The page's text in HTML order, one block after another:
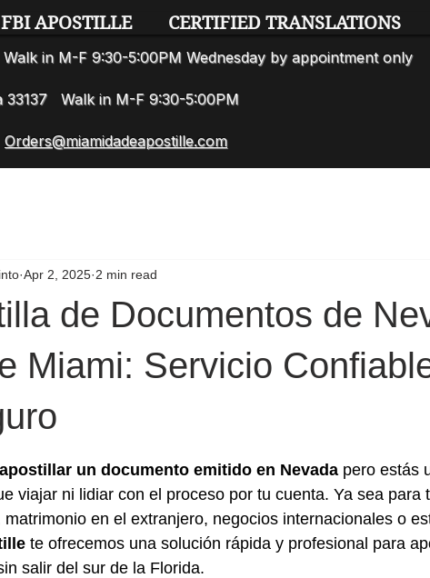
FBI APOSTILLE CERTIFIED TRANSLATIONS
in M-F 9:30-5:00PM Wednesday by appointment only
33137 Walk in M-F 9:30-5:00PM
Orders@miamidadeapostille.com
de Documentos de
Miami: Servicio
Apr 2, 2025 2 min read
out of 5 stars.
apostillar un documento emitido en Nevada pero estás
viajar ni lidiar con el proceso por tu cuenta. Ya sea para
matrimonio en el extranjero, negocios internacionales o
te ofrecemos una solución rápida y profesional para
salir del sur de la Florida.